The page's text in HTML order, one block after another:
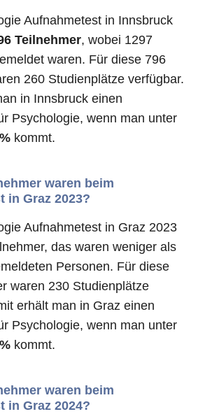
Aufnahmetest in Innsbruck
Teilnehmer, wobei 1297
waren. Für diese 796
260 Studienplätze verfügbar.
in Innsbruck einen
Psychologie, wenn man unter
kommt.
waren beim
in Graz 2023?
Aufnahmetest in Graz 2023
das waren weniger als
Personen. Für diese
waren 230 Studienplätze
erhält man in Graz einen
Psychologie, wenn man unter
kommt.
waren beim
in Graz 2024?